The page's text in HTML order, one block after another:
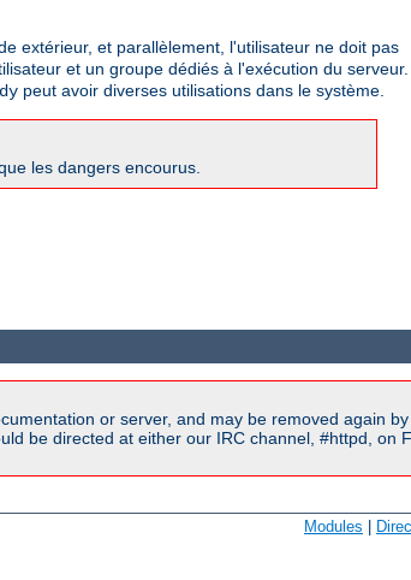
extérieur, et parallèlement, l'utilisateur ne doit pas
et un groupe dédiés à l'exécution du serveur.
peut avoir diverses utilisations dans le système.
les dangers encourus.
or server, and may be removed again
be directed at either our IRC channel, #httpd, on
Modules